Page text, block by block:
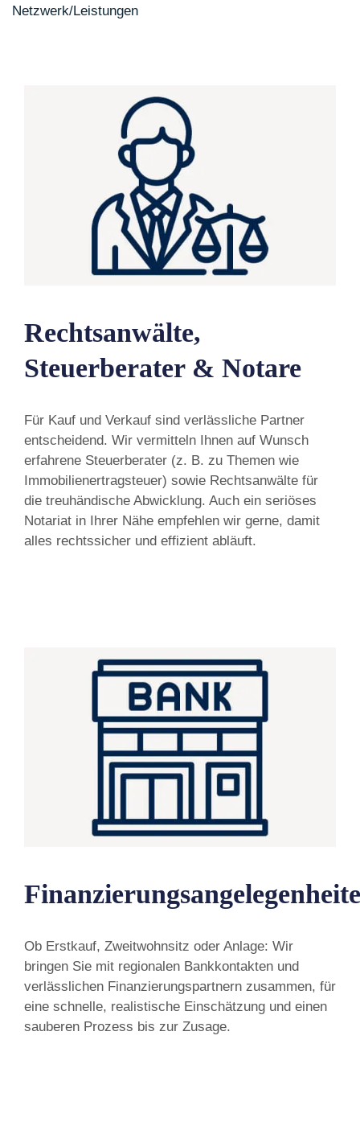
Netzwerk/Leistungen
Rechtsanwälte,
Steuerberater & Notare
Für Kauf und Verkauf sind verlässliche Partner
entscheidend. Wir vermitteln Ihnen auf Wunsch
erfahrene Steuerberater (z. B. zu Themen wie
Immobilienertragsteuer) sowie Rechtsanwälte für
die treuhändische Abwicklung. Auch ein seriöses
Notariat in Ihrer Nähe empfehlen wir gerne, damit
alles rechtssicher und effizient abläuft.
Ob Erstkauf, Zweitwohnsitz oder Anlage: Wir
bringen Sie mit regionalen Bankkontakten und
verlässlichen Finanzierungspartnern zusammen, für
eine schnelle, realistische Einschätzung und einen
sauberen Prozess bis zur Zusage.